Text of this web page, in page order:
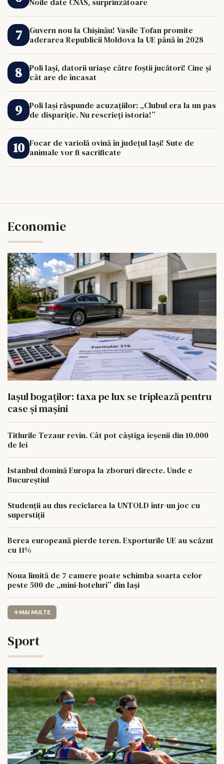
Guvern nou la Chișinău! Vasile Tofan promite
aderarea Republicii Moldova la UE până în 2028
Poli Iași, datorii uriașe către foștii jucători! Cine și
cât are de încasat
Poli Iași răspunde acuzațiilor: „Clubul era la un pas
de dispariție. Nu rescrieți istoria!”
Focar de variolă ovină în județul Iași! Sute de
animale vor fi sacrificate
Economie
Iașul bogaților: taxa pe lux se triplează pentru
case și mașini
Titlurile Tezaur revin. Cât pot câștiga ieșenii din 10.000
de lei
Istanbul domină Europa la zboruri directe. Unde e
Bucureștiul
Studenții au dus reciclarea la UNTOLD într-un joc cu
superstiții
Berea europeană pierde teren. Exporturile UE au scăzut
cu 11%
Noua limită de 7 camere poate schimba soarta celor
peste 500 de „mini-hoteluri” din Iași
MAI MULTE
Sport